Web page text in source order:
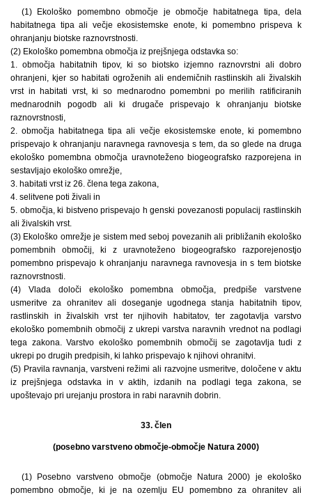
(1) Ekološko pomembno območje je območje habitatnega tipa, dela
habitatnega tipa ali večje ekosistemske enote, ki pomembno prispeva k
ohranjanju biotske raznovrstnosti.
(2) Ekološko pomembna območja iz prejšnjega odstavka so:
1. območja habitatnih tipov, ki so biotsko izjemno raznovrstni ali dobro
ohranjeni, kjer so habitati ogroženih ali endemičnih rastlinskih ali živalskih
vrst in habitati vrst, ki so mednarodno pomembni po merilih ratificiranih
mednarodnih pogodb ali ki drugače prispevajo k ohranjanju biotske
raznovrstnosti,
2. območja habitatnega tipa ali večje ekosistemske enote, ki pomembno
prispevajo k ohranjanju naravnega ravnovesja s tem, da so glede na druga
ekološko pomembna območja uravnoteženo biogeografsko razporejena in
sestavljajo ekološko omrežje,
3. habitati vrst iz 26. člena tega zakona,
4. selitvene poti živali in
5. območja, ki bistveno prispevajo h genski povezanosti populacij rastlinskih
ali živalskih vrst.
(3) Ekološko omrežje je sistem med seboj povezanih ali približanih ekološko
pomembnih območij, ki z uravnoteženo biogeografsko razporejenostjo
pomembno prispevajo k ohranjanju naravnega ravnovesja in s tem biotske
raznovrstnosti.
(4) Vlada določi ekološko pomembna območja, predpiše varstvene
usmeritve za ohranitev ali doseganje ugodnega stanja habitatnih tipov,
rastlinskih in živalskih vrst ter njihovih habitatov, ter zagotavlja varstvo
ekološko pomembnih območij z ukrepi varstva naravnih vrednot na podlagi
tega zakona. Varstvo ekološko pomembnih območij se zagotavlja tudi z
ukrepi po drugih predpisih, ki lahko prispevajo k njihovi ohranitvi.
(5) Pravila ravnanja, varstveni režimi ali razvojne usmeritve, določene v aktu
iz prejšnjega odstavka in v aktih, izdanih na podlagi tega zakona, se
upoštevajo pri urejanju prostora in rabi naravnih dobrin.
33. člen
(posebno varstveno območje-območje Natura 2000)
(1) Posebno varstveno območje (območje Natura 2000) je ekološko
pomembno območje, ki je na ozemlju EU pomembno za ohranitev ali